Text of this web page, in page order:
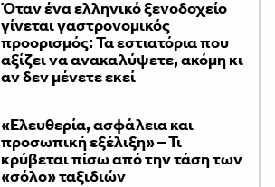
Όταν ένα ελληνικό ξενοδοχείο
γίνεται γαστρονομικός
προορισμός: Τα εστιατόρια που
αξίζει να ανακαλύψετε, ακόμη κι
αν δεν μένετε εκεί
«Ελευθερία, ασφάλεια και
προσωπική εξέλιξη» – Τι
κρύβεται πίσω από την τάση των
«σόλο» ταξιδιών